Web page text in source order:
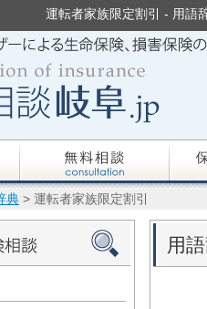
運転者家族限定割引 - 用語
典 > 運転者家族限定割引
用